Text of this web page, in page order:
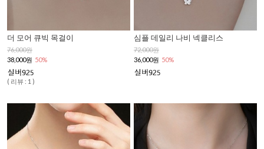
더 모어 큐빅 목걸이
76,000원
38,000원 50%
( 리뷰 : 1 )
심플 데일리 나비 넥클리스
72,000원
36,000원 50%